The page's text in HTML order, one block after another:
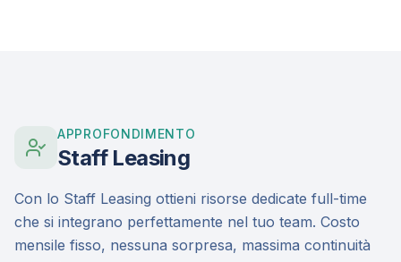
APPROFONDIMENTO
Staff Leasing
Con lo Staff Leasing ottieni risorse dedicate full-time
che si integrano perfettamente nel tuo team. Costo
mensile fisso, nessuna sorpresa, massima continuità